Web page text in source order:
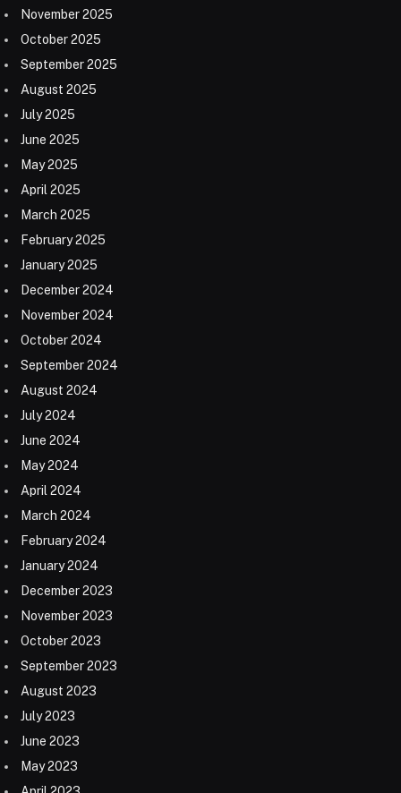
November 2025
October 2025
September 2025
August 2025
July 2025
June 2025
May 2025
April 2025
March 2025
February 2025
January 2025
December 2024
November 2024
October 2024
September 2024
August 2024
July 2024
June 2024
May 2024
April 2024
March 2024
February 2024
January 2024
December 2023
November 2023
October 2023
September 2023
August 2023
July 2023
June 2023
May 2023